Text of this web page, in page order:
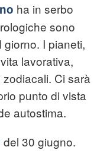
ha in serbo
sono
giorno. I pianeti,
lavorativa,
Ci sarà
punto di vista
autostima.
del 30 giugno.